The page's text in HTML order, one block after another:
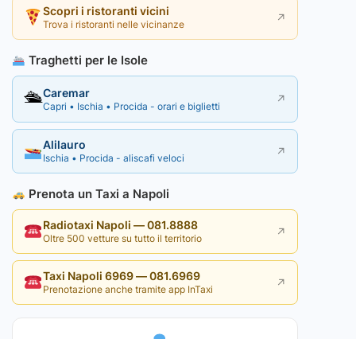
Scopri i ristoranti vicini
Trova i ristoranti nelle vicinanze ↗
Traghetti per le Isole
🛳Caremar
Capri • Ischia • Procida - orari e biglietti ↗
Alilauro
Ischia • Procida - aliscafi veloci ↗
Prenota un Taxi a Napoli
Radiotaxi Napoli — 081.8888
Oltre 500 vetture su tutto il territorio ↗
Taxi Napoli 6969 — 081.6969
Prenotazione anche tramite app InTaxi ↗